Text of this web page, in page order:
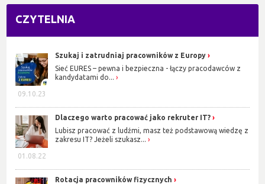
CZYTELNIA
09.10.23
Szukaj i zatrudniaj pracowników z Europy
Sieć EURES – pewna i bezpieczna - łączy pracodawców z
kandydatami do...
01.08.22
Dlaczego warto pracować jako rekruter IT?
Lubisz pracować z ludźmi, masz też podstawową wiedzę z
zakresu IT? Jeżeli szukasz...
Rotacja pracowników fizycznych